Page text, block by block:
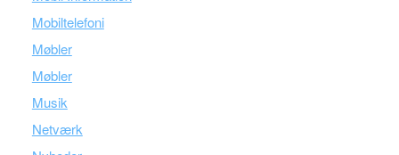
Mobiltelefoni
Møbler
Møbler
Musik
Netværk